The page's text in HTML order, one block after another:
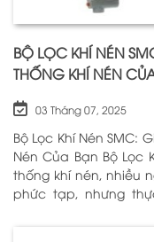
BỘ LỌC KHÍ NÉN
THỐNG KHÍ NÉN
03 Tháng 07, 2025
Bộ Lọc Khí Nén SMC:
Nén Của Bạn Bộ Lọc Khí Nén SMC Là Gì? Khi nhắc đến hệ
thống khí nén, nhiều
phức tạp, nhưng